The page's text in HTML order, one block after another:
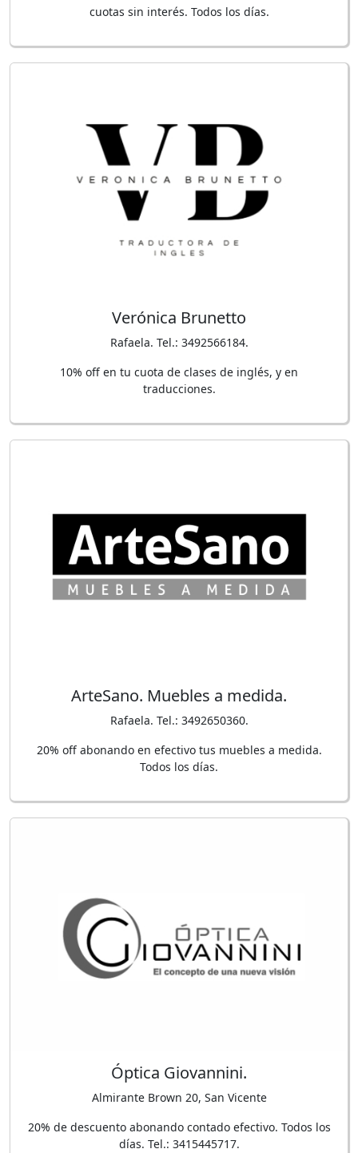
cuotas sin interés. Todos los días.
Verónica Brunetto
Rafaela. Tel.: 3492566184.
10% off en tu cuota de clases de inglés, y en
traducciones.
ArteSano. Muebles a medida.
Rafaela. Tel.: 3492650360.
20% off abonando en efectivo tus muebles a medida.
Todos los días.
Óptica Giovannini.
Almirante Brown 20, San Vicente
20% de descuento abonando contado efectivo. Todos los
días. Tel.: 3415445717.